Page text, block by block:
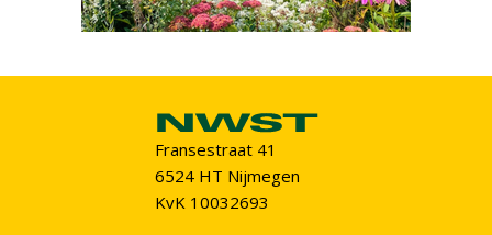
Fransestraat 41
6524 HT Nijmegen
KvK 10032693